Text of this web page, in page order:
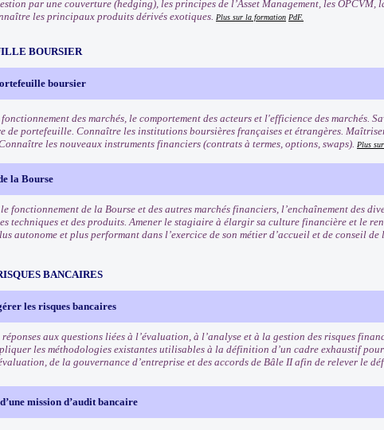
par une couverture (hedging), les principes de l’Asset Management, les OPCVM,
les principaux produits dérivés exotiques. Plus sur la formation PdF.
BOURSIER
boursier
des marchés, le comportement des acteurs et l'efficience des marchés.
de portefeuille. Connaître les institutions boursières françaises et étrangères.
les nouveaux instruments financiers (contrats à termes, options, swaps). Plus
la Bourse
fonctionnement de la Bourse et des autres marchés financiers, l’enchaînement des
techniques et des produits. Amener le stagiaire à élargir sa culture financière et le
autonome et plus performant dans l’exercice de son métier d’accueil et de conseil de
BANCAIRES
les risques bancaires
aux questions liées à l’évaluation, à l’analyse et à la gestion des risques
les méthodologies existantes utilisables à la définition d’un cadre exhaustif
de la gouvernance d’entreprise et des accords de Bâle II afin de relever le
mission d’audit bancaire